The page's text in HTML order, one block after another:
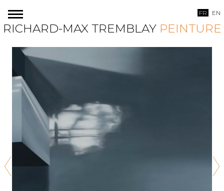
to
content
RICHARD-MAX TREMBLAY PEINTURE
FR EN